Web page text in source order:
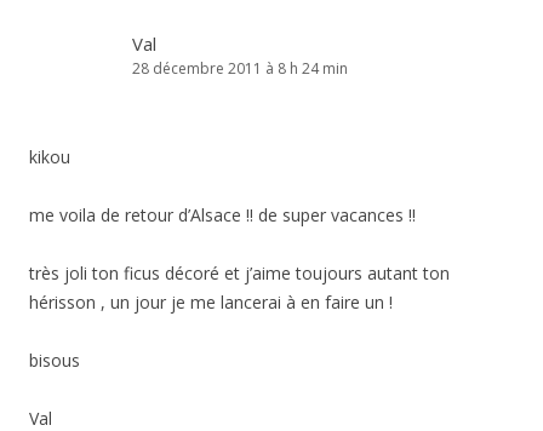
Val
28 décembre 2011 à 8 h 24 min
kikou
me voila de retour d’Alsace !! de super vacances !!
très joli ton ficus décoré et j’aime toujours autant ton
hérisson , un jour je me lancerai à en faire un !
bisous
Val